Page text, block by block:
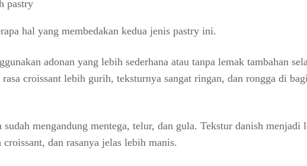
hal yang membedakan kedua jenis pastry ini.
adonan yang lebih sederhana atau tanpa lemak tambahan
croissant lebih gurih, teksturnya sangat ringan, dan rongga di
sudah mengandung mentega, telur, dan gula. Tekstur danish menjadi
dan rasanya jelas lebih manis.